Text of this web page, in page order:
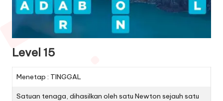
Level 15
Menetap : TINGGAL
Satuan tenaga, dihasilkan oleh satu Newton sejauh satu